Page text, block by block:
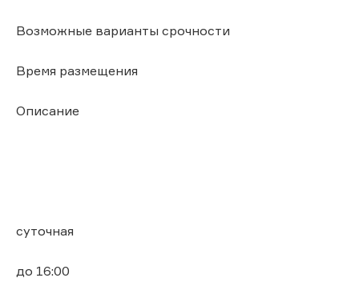
Возможные варианты срочности
Время размещения
Описание
суточная
до 16:00